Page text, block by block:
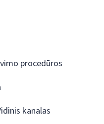
procedūros
kanalas